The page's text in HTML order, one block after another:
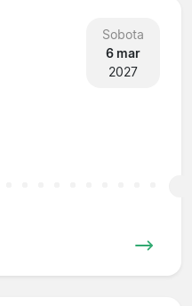
Sobota
6 mar
2027